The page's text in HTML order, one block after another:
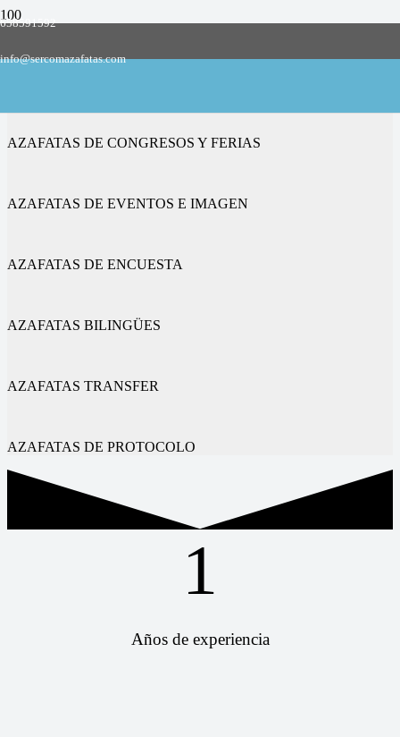
658591592
info@sercomazafatas.com
AZAFATAS DE CONGRESOS Y FERIAS
AZAFATAS DE EVENTOS E IMAGEN
AZAFATAS DE ENCUESTA
AZAFATAS BILINGÜES
AZAFATAS TRANSFER
AZAFATAS DE PROTOCOLO
1
Años de experiencia